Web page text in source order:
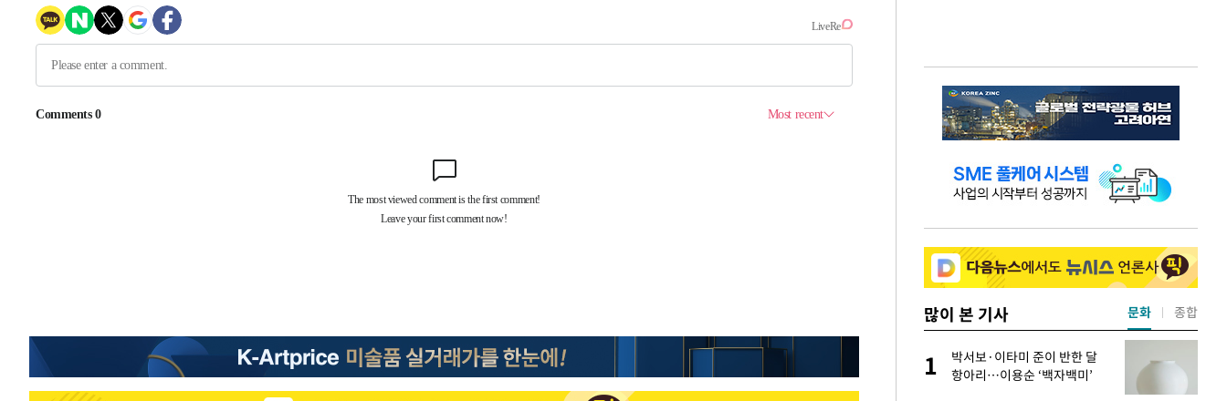
발효
-9854초 전 > [속보]트럼프, 美 원정출산 금지 행정명령 서명
-7554초 전 >[속보] 뉴욕증시, 일제 하락 마감…나스닥 0.06%↓
-31592초 전 > [속보] 7월 중국 수출 23.9%↑ 수입 27.5%↑…무역총액
-28618초 전 >
"미 전국적 살모네라 식중독 원인은 멕시코산 할라피뇨"-- CDC
[속보]경찰·노동부, HL만도 평택사업장 끼임 사망 관련 압수수색
-21561초 전 >
[속보]코스피, 6300선 재탈환…1.09% 오른 6365.07 개장
-18726초 전 >시리아 다마스쿠스 교외에서 미니버스 폭발.. 14명 부상, 3명은 중
많이 본 기사
"바지 벗고 앞뒤로 돌아야 했
다"…탈북민 김서아, 기쁨조
검사 수치심 회상
1
박서보·이타미 준이 반한 달
항아리…이용순 ‘백자백미’
문화 종합